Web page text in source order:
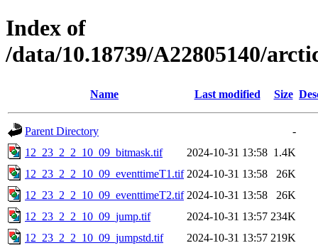
Index of
/data/10.18739/A22805140/
Name Last modified Size
Parent Directory
-
12_23_2_2_10_09_bitmask.tif
2024-10-31 13:58 1.4K
12_23_2_2_10_09_eventtimeT1.tif 2024-10-31 13:58
26K
12_23_2_2_10_09_eventtimeT2.tif 2024-10-31 13:58
26K
12_23_2_2_10_09_jump.tif
2024-10-31 13:57 234K
12_23_2_2_10_09_jumpstd.tif
2024-10-31 13:57 219K